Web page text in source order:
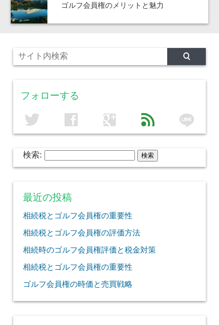
ゴルフ会員権のメリットと魅力
フォローする
twitter facebook google feed line
検索:
最近の投稿
相続税とゴルフ会員権の重要性
相続税とゴルフ会員権の評価方法
相続時のゴルフ会員権評価と税金対策
相続税とゴルフ会員権の重要性
ゴルフ会員権の時価と売買戦略